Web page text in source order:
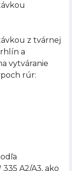
z tvárnej
a
vytváranie
rúr:
A2/A3, ako